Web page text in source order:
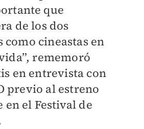
que
de los dos
como cineastas en
rememoró
en entrevista con
previo al estreno
el Festival de